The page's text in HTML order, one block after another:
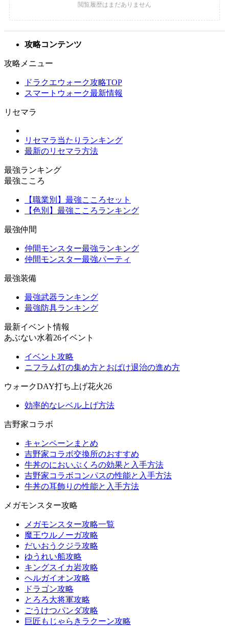
攻略コンテンツ
攻略メニュー
ドラクエウォーク攻略TOP
スマートウォーク最新情報
リセマラ
リセマラ当たりランキング
最新のリセマラ方法
最強ランキング
最強こころ
【職業別】最強こころセット
【色別】最強こころランキング
最強仲間
仲間モンスター最強ランキング
仲間モンスター最強パーティ
最強装備
最強武器ランキング
最強防具ランキング
最新イベント情報
あぶない水着26イベント
イベント攻略
ニフラム灯の集め方とおばけ退治の進め方
ウォークDAY打ち上げ花火26
効率的なレベル上げ方法
吉野家コラボ
キャンペーンまとめ
吉野家コラボ交換所のおすすめ
牛丼のにおいぶくろの効果と入手方法
吉野家コラボコンパスの性能と入手方法
牛丼の耳飾りの性能と入手方法
メガモンスター攻略
メガモンスター攻略一覧
魔王ウルノーガ攻略
だいおうクジラ攻略
ゆうれい船攻略
キングスイカ岩攻略
ヘルガイオン攻略
ドラゴン攻略
とろろ大将軍攻略
ごうけつパンダ攻略
巨匠もじゃらきラクーン攻略